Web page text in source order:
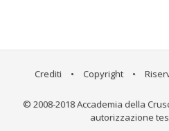
Crediti • Copyright •
© 2008-2018 Accademia della
autorizzazione